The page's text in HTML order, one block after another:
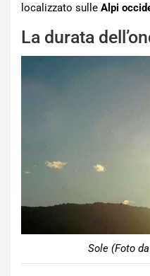
localizzato sulle Alpi
La durata
Sole (Foto